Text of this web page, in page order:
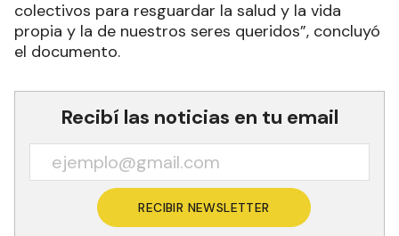
colectivos para resguardar la salud y la vida
propia y la de nuestros seres queridos”, concluyó
el documento.
Recibí las noticias en tu email
RECIBIR NEWSLETTER